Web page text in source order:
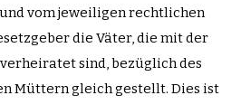
vom jeweiligen rechtlichen
die Väter, die mit der
sind, bezüglich des
Müttern gleich gestellt. Dies ist